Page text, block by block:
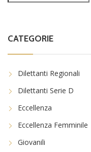
CATEGORIE
Dilettanti Regionali
Dilettanti Serie D
Eccellenza
Eccellenza Femminile
Giovanili